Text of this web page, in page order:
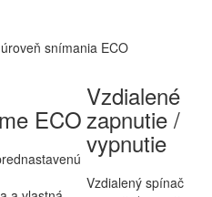
snímania ECO
ECO
Vzdialené
zapnutie /
vypnutie
Vzdialený spínač